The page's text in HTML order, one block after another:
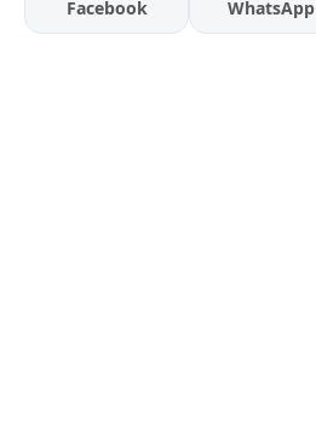
Facebook WhatsApp